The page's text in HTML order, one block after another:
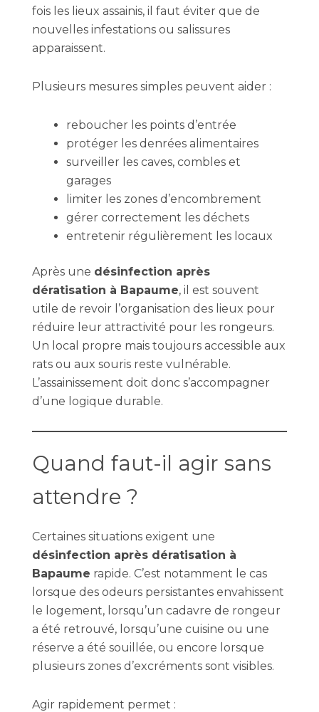
fois les lieux assainis, il faut éviter que de
nouvelles infestations ou salissures
apparaissent.
Plusieurs mesures simples peuvent aider :
reboucher les points d’entrée
protéger les denrées alimentaires
surveiller les caves, combles et
garages
limiter les zones d’encombrement
gérer correctement les déchets
entretenir régulièrement les locaux
Après une désinfection après
dératisation à Bapaume, il est souvent
utile de revoir l’organisation des lieux pour
réduire leur attractivité pour les rongeurs.
Un local propre mais toujours accessible aux
rats ou aux souris reste vulnérable.
L’assainissement doit donc s’accompagner
d’une logique durable.
Quand faut-il agir sans
attendre ?
Certaines situations exigent une
désinfection après dératisation à
Bapaume rapide. C’est notamment le cas
lorsque des odeurs persistantes envahissent
le logement, lorsqu’un cadavre de rongeur
a été retrouvé, lorsqu’une cuisine ou une
réserve a été souillée, ou encore lorsque
plusieurs zones d’excréments sont visibles.
Agir rapidement permet :